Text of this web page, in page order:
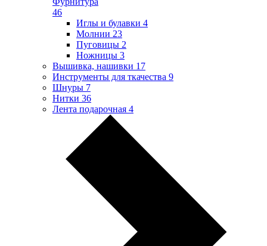
46
Иглы и булавки 4
Молнии 23
Пуговицы 2
Ножницы 3
Вышивка, нашивки 17
Инструменты для ткачества 9
Шнуры 7
Нитки 36
Лента подарочная 4